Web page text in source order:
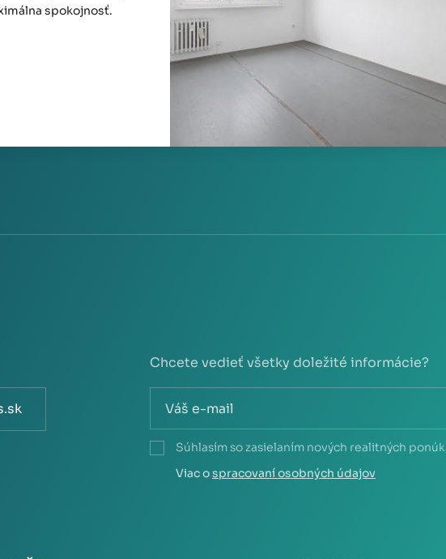
spokojnosť.
Chcete vedieť všetky doležité informácie?
Súhlasím so zasielaním nových realitných ponúk
Viac ospracovaní osobných údajov